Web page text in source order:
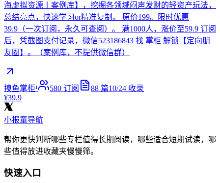
海虚拟资源丨案例库】，挖掘各领域闷声发财的轻资产玩法，
总结亮点，快速学习or精准复制。 原价199。限时优惠
39.9（一次订阅，永久可查阅）。 满1000人，涨价至59.9 订阅
后，凭截图支付记录，微信523186843 找 掌柜 解锁【定向朋
友圈】。（案例库，不提供微信群）
摸鱼掌柜¹ 580 订阅 88 篇10/24 收录
¥39.9
小报童导航
帮你更快判断哪些专栏值得长期阅读，哪些适合短期试读，哪
些值得放进收藏夹慢慢筛。
快速入口